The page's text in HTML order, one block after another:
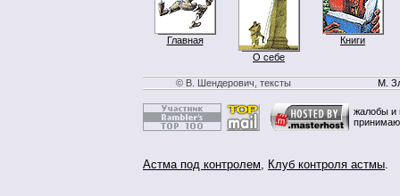
Главная
О себе
Книги
© В. Шендерович, тексты М.
жалобы и
Астма под контролем, Клуб контроля астмы.